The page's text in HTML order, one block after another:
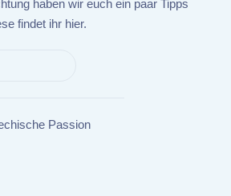
haben wir euch ein paar Tipps
findet ihr hier.
Passion